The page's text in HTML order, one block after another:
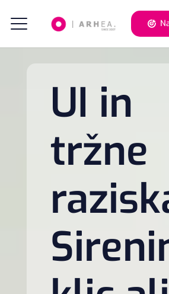
UI in
tržne